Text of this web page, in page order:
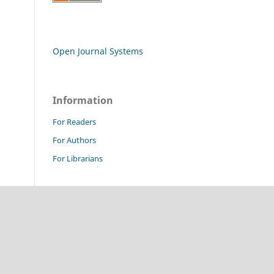
Open Journal Systems
Information
For Readers
For Authors
For Librarians